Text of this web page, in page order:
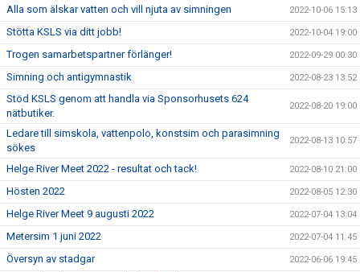
Alla som älskar vatten och vill njuta av simningen 2022-10-06 15:13
Stötta KSLS via ditt jobb! 2022-10-04 19:00
Trogen samarbetspartner förlänger! 2022-09-29 00:30
Simning och antigymnastik 2022-08-23 13:52
Stöd KSLS genom att handla via Sponsorhusets 624
nätbutiker.
2022-08-20 19:00
Ledare till simskola, vattenpolo, konstsim och parasimning
sökes
2022-08-13 10:57
Helge River Meet 2022 - resultat och tack! 2022-08-10 21:00
Hösten 2022 2022-08-05 12:30
Helge River Meet 9 augusti 2022 2022-07-04 13:04
Metersim 1 juni 2022 2022-07-04 11:45
Översyn av stadgar 2022-06-06 19:45